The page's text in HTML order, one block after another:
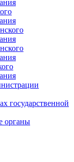
государственной
органы